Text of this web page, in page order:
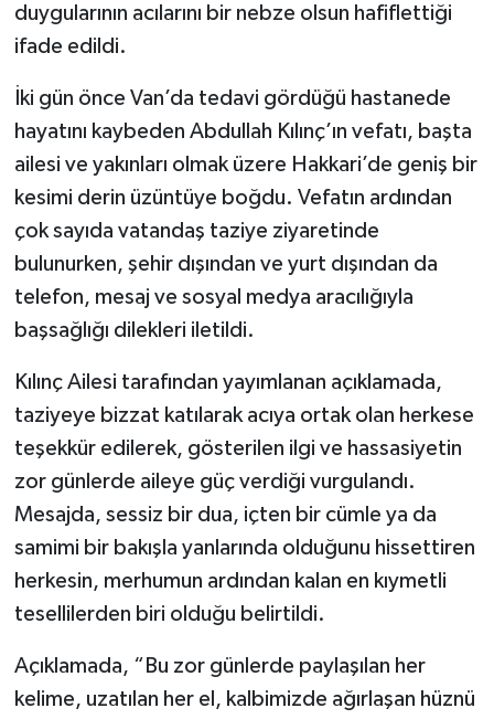
duygularının acılarını bir nebze olsun hafiflettiği
ifade edildi.
İki gün önce Van’da tedavi gördüğü hastanede
hayatını kaybeden Abdullah Kılınç’ın vefatı, başta
ailesi ve yakınları olmak üzere Hakkari’de geniş bir
kesimi derin üzüntüye boğdu. Vefatın ardından
çok sayıda vatandaş taziye ziyaretinde
bulunurken, şehir dışından ve yurt dışından da
telefon, mesaj ve sosyal medya aracılığıyla
başsağlığı dilekleri iletildi.
Kılınç Ailesi tarafından yayımlanan açıklamada,
taziyeye bizzat katılarak acıya ortak olan herkese
teşekkür edilerek, gösterilen ilgi ve hassasiyetin
zor günlerde aileye güç verdiği vurgulandı.
Mesajda, sessiz bir dua, içten bir cümle ya da
samimi bir bakışla yanlarında olduğunu hissettiren
herkesin, merhumun ardından kalan en kıymetli
tesellilerden biri olduğu belirtildi.
Açıklamada, “Bu zor günlerde paylaşılan her
kelime, uzatılan her el, kalbimizde ağırlaşan hüznü